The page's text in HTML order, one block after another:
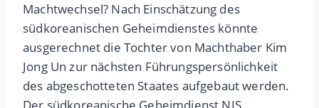
Machtwechsel? Nach Einschätzung des
südkoreanischen Geheimdienstes könnte
ausgerechnet die Tochter von Machthaber Kim
Jong Un zur nächsten Führungspersönlichkeit
des abgeschotteten Staates aufgebaut werden.